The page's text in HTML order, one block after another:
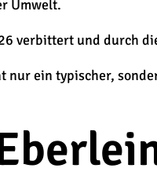
Umwelt.
verbittert und durch
nur ein typischer,